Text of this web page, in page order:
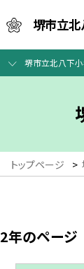
堺市立
堺市立北八下
トップページ >
2年のページ